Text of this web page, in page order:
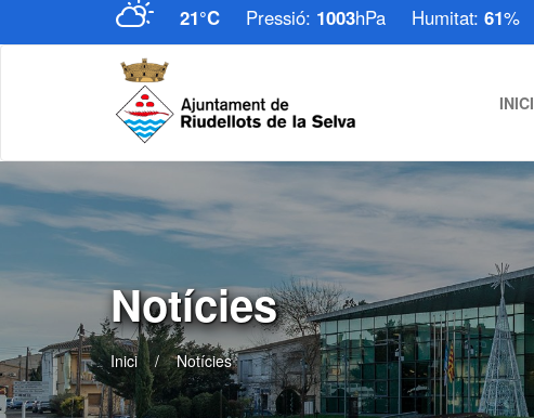
21°C Pressió: 1003hPa Humitat: 61%
INICI
Notícies
Inici Notícies